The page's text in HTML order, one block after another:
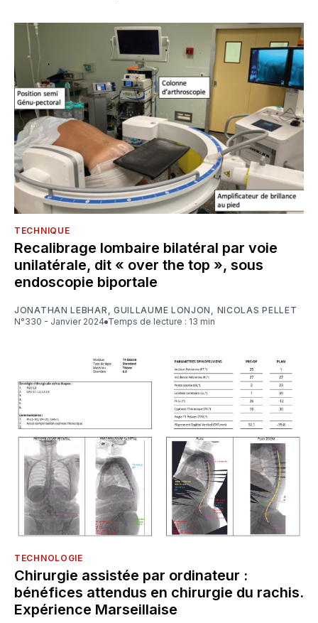
TECHNIQUE
Recalibrage lombaire bilatéral par voie
unilatérale, dit « over the top », sous
endoscopie biportale
JONATHAN LEBHAR, GUILLAUME LONJON , NICOLAS PELLET
N°330 - Janvier 2024
Temps de lecture : 13 min
TECHNOLOGIE
Chirurgie assistée par ordinateur :
bénéfices attendus en chirurgie du rachis.
Expérience Marseillaise